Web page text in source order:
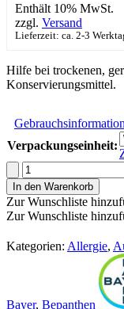
Enthält 10% MwSt.
zzgl. Versand
Lieferzeit: ca. 2-3
Hilfe bei trockenen,
Konservierungsmittel.
Gebrauchsinformation
Verpackungseinheit:
Bepanthen®
Augentropfen
Menge
In den Warenkorb
Zur Wunschliste
Zur Wunschliste
Kategorien: Allergie,
Bayer, Bepanthen